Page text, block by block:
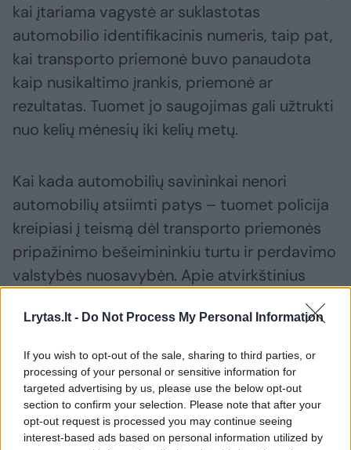
Lrytas.lt - Do Not Process My Personal Information
If you wish to opt-out of the sale, sharing to third parties, or
processing of your personal or sensitive information for
targeted advertising by us, please use the below opt-out
section to confirm your selection. Please note that after your
opt-out request is processed you may continue seeing
interest-based ads based on personal information utilized by
kai įtariama vagystė ar suklastotas
automobilio identifikacinis numeris, taip pat,
kai transporto priemonė buvo panaudota
kaip nusikaltimo įrankis, priemonė ar
rezultatas. Tuomet jo saugojimas gali užtrukti
nuo kelių mėnesių iki kelių metų.
Kai kada automobilių savininkai nenori
automobilių atsiimti patys – tuomet policija
kreipiasi į teismą dėl transporto priemonės
pripažinimo bešeimininkiu turtu ir perdavimo
valstybės nuosavybėn. Apie atvirkštinius
automobilius iš sulaikymo aikštelės
girdėti neteko.
Vis dėlto, kai kurie automobiliai negali būti
perduoti valstybei dėl ilgai užsitęsusių